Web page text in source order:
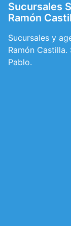
Sucursales
Ramón
Sucursales y
Ramón
Pablo.